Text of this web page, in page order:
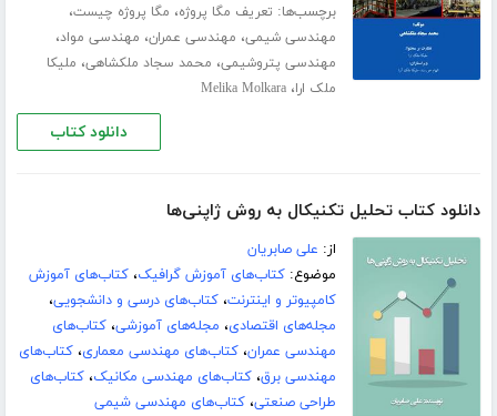
برچسب‌ها: تعریف مگا پروژه، مگا پروژه چیست،
مهندسی شیمی، مهندسی عمران، مهندسی مواد،
مهندسی پتروشیمی، محمد سجاد ملکشاهی، ملیکا
ملک ارا،Melika Molkara
دانلود کتاب
دانلود کتاب تحلیل تکنیکال به روش ژاپنی‌ها
از: علی صابریان
موضوع:کتاب‌های آموزش گرافیک،کتاب‌های آموزش
کامپیوتر و اینترنت،کتاب‌های درسی و دانشجویی،
مجله‌های اقتصادی، مجله‌های آموزشی،کتاب‌های
مهندسی عمران،کتاب‌های مهندسی معماری،کتاب‌های
مهندسی برق،کتاب‌های مهندسی مکانیک،کتاب‌های
طراحی صنعتی،کتاب‌های مهندسی شیمی